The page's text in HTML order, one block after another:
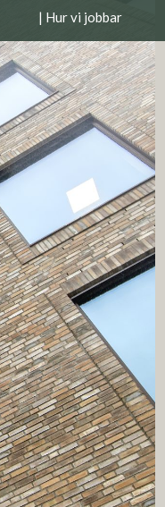
| Hur vi jobbar